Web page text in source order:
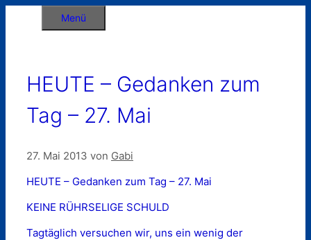
Menü
HEUTE – Gedanken zum
Tag – 27. Mai
27. Mai 2013 von Gabi
HEUTE – Gedanken zum Tag – 27. Mai
KEINE RÜHRSELIGE SCHULD
Tagtäglich versuchen wir, uns ein wenig der